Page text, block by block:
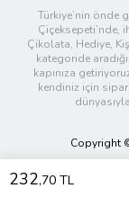
232,70 TL
Türkiye’nin önde
Çiçeksepeti’nde,
Çikolata, Hediye,
kategoride
kapınıza
kendiniz için
Copyright